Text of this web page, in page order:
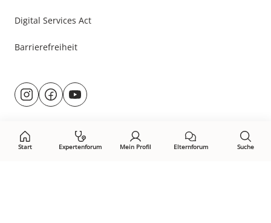
Start Expertenforum Mein Profil Elternforum Suche
Digital Services Act
Barrierefreiheit
Besuche
uns@rund.ums.baby
facebook.com/rundumsbaby.de
youtube.com/@rundumsbaby_